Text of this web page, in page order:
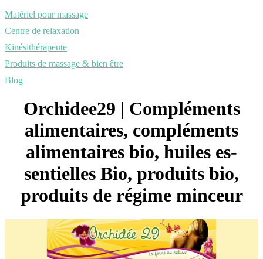
Matériel pour massage
Centre de relaxation
Kinésithérapeute
Produits de massage & bien être
Blog
Orchidee29 | Compléments
alimen­tai­res, compléments
alimen­tai­res bio, huiles es­
sentiel­les Bio, produits bio,
produits de régime minceur